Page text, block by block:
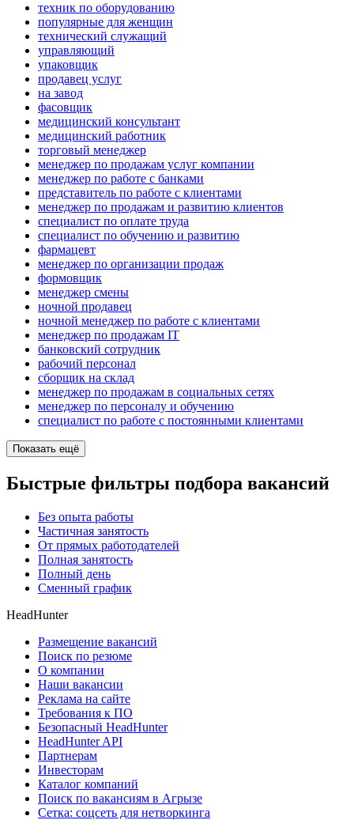
техник по оборудованию
популярные для женщин
технический служащий
управляющий
упаковщик
продавец услуг
на завод
фасовщик
медицинский консультант
медицинский работник
торговый менеджер
менеджер по продажам услуг компании
менеджер по работе с банками
представитель по работе с клиентами
менеджер по продажам и развитию клиентов
специалист по оплате труда
специалист по обучению и развитию
фармацевт
менеджер по организации продаж
формовщик
менеджер смены
ночной продавец
ночной менеджер по работе с клиентами
менеджер по продажам IT
банковский сотрудник
рабочий персонал
сборщик на склад
менеджер по продажам в социальных сетях
менеджер по персоналу и обучению
специалист по работе с постоянными клиентами
Показать ещё
Быстрые фильтры подбора вакансий
Без опыта работы
Частичная занятость
От прямых работодателей
Полная занятость
Полный день
Сменный график
HeadHunter
Размещение вакансий
Поиск по резюме
О компании
Наши вакансии
Реклама на сайте
Требования к ПО
Безопасный HeadHunter
HeadHunter API
Партнерам
Инвесторам
Каталог компаний
Поиск по вакансиям в Агрызе
Сетка: соцсеть для нетворкинга